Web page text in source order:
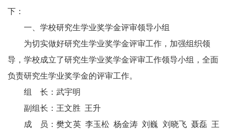
下：
一、 学校研究生学业奖学金评审领导小组
为切实做好研究生学业奖学金评审工作，加强组织领
导，学校成立了研究生学业奖学金评审工作领导小组，全面
负责研究生学业奖学金的评审工作。
组
长： 武宇明
副组长：王文胜 王升
成
员：樊文英 李玉松 杨金涛 刘巍 刘晓飞 聂磊 王